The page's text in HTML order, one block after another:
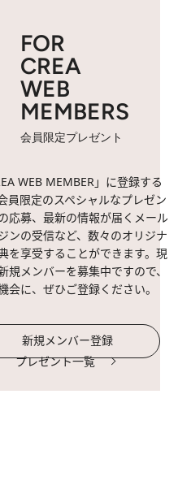
FOR
CREA
WEB
MEMBERS
会員限定プレゼント
WEB MEMBER」に登録する
員限定のスペシャルなプレゼン
応募、最新の情報が届くメール
ンの受信など、数々のオリジナ
を享受することができます。現
規メンバーを募集中ですので、
会に、ぜひご登録ください。
新規メンバー登録
プレゼント一覧